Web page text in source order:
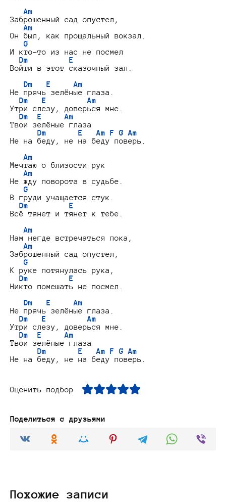
Am
Заброшенный сад опустел,
Am
Он был, как прощальный вокзал.
G
И кто-то из нас не посмел
Dm
E
Войти в этот сказочный зал.
Dm
E
Am
Не прячь зелёные глаза.
Dm
E
Am
Утри слезу, доверься мне.
Dm
E
Am
Твои зелёные глаза
Dm
E Am F G
Am
Не на беду, не на беду поверь.
Am
Мечтаю о близости рук
Am
Не жду поворота в судьбе.
G
В груди учащается стук.
Dm
E
Всё тянет и тянет к тебе.
Am
Нам негде встречаться пока,
Am
Заброшенный сад опустел,
G
К руке потянулась рука,
Dm
E
Никто помешать не посмел.
Dm
E
Am
Не прячь зелёные глаза.
Dm
E
Am
Утри слезу, доверься мне.
Dm
E
Am
Твои зелёные глаза
Dm
E Am F G
Am
Оценить подбор
Поделиться с друзьями
Похожие записи